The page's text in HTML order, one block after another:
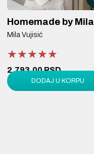
Homemade by Mila
Mila Vujisić
★★★★★
★★★★★
★★★★★
2.793,00 RSD
3.990,00 RSDDODAJ U KORPU